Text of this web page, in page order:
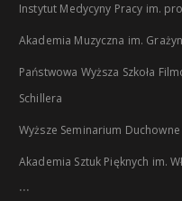
Instytut Medycyny Pracy im.
Akademia Muzyczna im.
Państwowa Wyższa Szkoła
Schillera
Wyższe Seminarium
Akademia Sztuk Pięknych im.
...